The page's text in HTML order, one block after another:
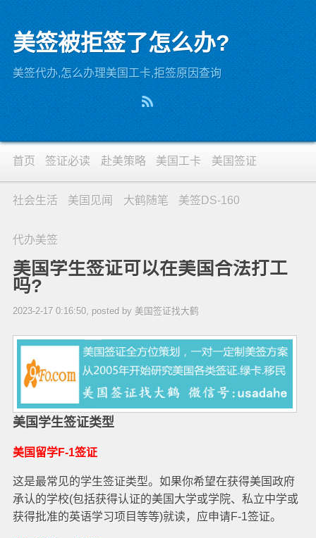
美签被拒签了怎么办?
美签代办,怎么办理美国工卡,拒签原因查询
首页 签证必读 赴美策略 美国工卡 美国签证
社会生活 美国见闻 大鹤随笔 美签DS-160
代办美签
美国学生签证可以在美国合法打工
吗?
2023-2-17 0:16:50, posted by 美国签证找大鹤
美国学生签证类型
美国留学F-1签证
这是最常见的学生签证类型。如果你希望在获得美国政府
承认的学校(包括获得认证的美国大学或学院、私立中学或
获得批准的英语学习项目等等)就读，应申请F-1签证。